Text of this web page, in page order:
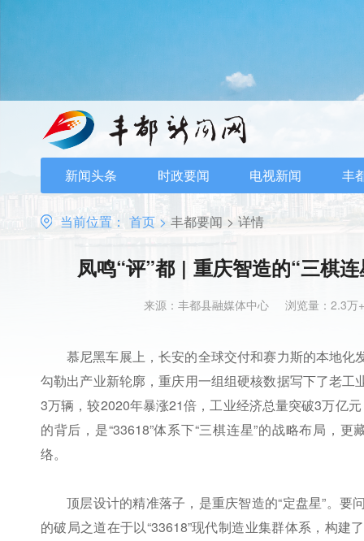
新闻头条 时政要闻 电视新闻 丰
当前位置： 首页 > 丰都要闻 > 详情
凤鸣“评”都 | 重庆智造的“三棋
来源：丰都县融媒体中心 浏览量：2.3万+
慕尼黑车展上，长安的全球交付和赛力斯的本地化
勾勒出产业新轮廓，重庆用一组组硬核数据写下了老
3万辆，较2020年暴涨21倍，工业经济总量突破3万亿
的背后，是“33618”体系下“三棋连星”的战略布局，
络。
顶层设计的精准落子，是重庆智造的“定盘星”。要
的破局之道在于以“33618”现代制造业集群体系，构建